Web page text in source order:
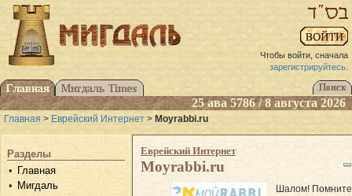
Чтобы войти, сначала
зарегистрируйтесь.
25 ава 5786 / 8 августа 2026
Главная > Еврейский Интернет > Moyrabbi.ru
Разделы
Главная
Мигдаль
Еврейский Интернет
Moyrabbi.ru
Шалом!